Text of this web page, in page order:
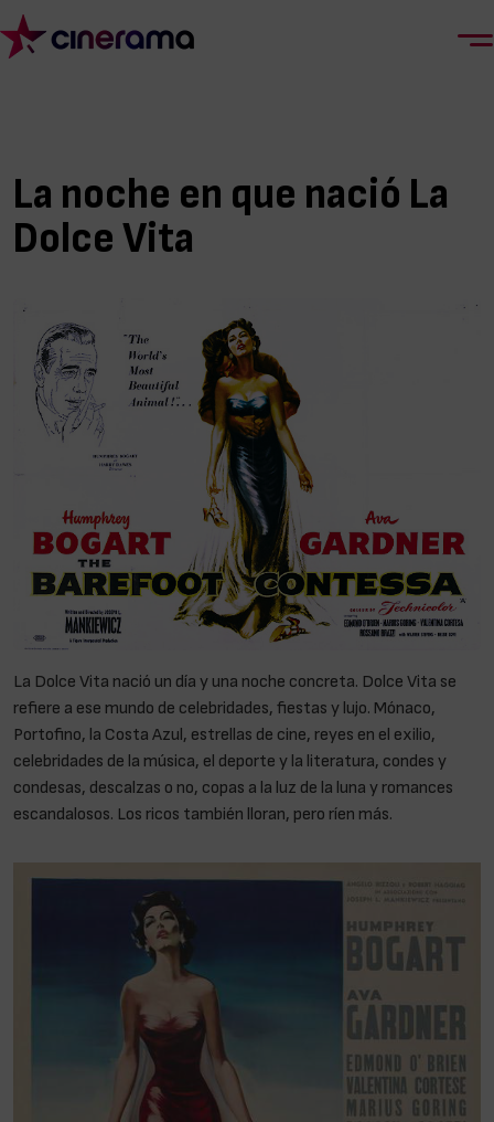
La noche en que nació La
Dolce Vita
La Dolce Vita nació un día y una noche concreta. Dolce Vita se
refiere a ese mundo de celebridades, fiestas y lujo. Mónaco,
Portofino, la Costa Azul, estrellas de cine, reyes en el exilio,
celebridades de la música, el deporte y la literatura, condes y
condesas, descalzas o no, copas a la luz de la luna y romances
escandalosos. Los ricos también lloran, pero ríen más.